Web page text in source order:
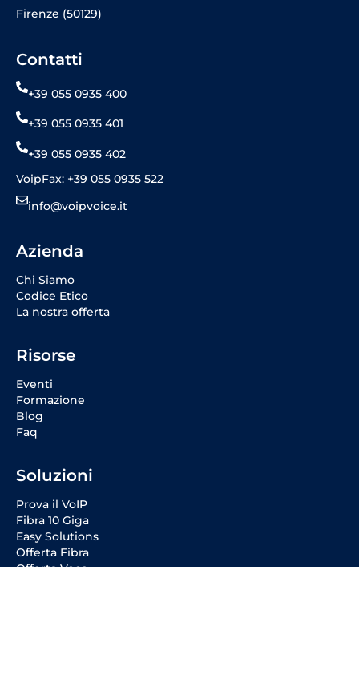
Firenze (50129)
Contatti
+39 055 0935 400
+39 055 0935 401
+39 055 0935 402
VoipFax: +39 055 0935 522
info@voipvoice.it
Azienda
Chi Siamo
Codice Etico
La nostra offerta
Risorse
Eventi
Formazione
Blog
Faq
Soluzioni
Prova il VoIP
Fibra 10 Giga
Easy Solutions
Offerta Fibra
Offerta Voce